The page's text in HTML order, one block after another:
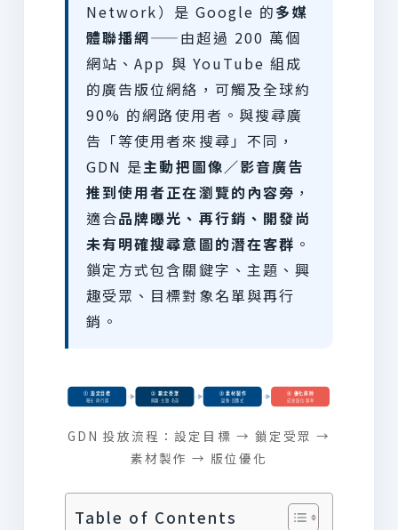
Network）是 Google 的多媒
體聯播網——由超過 200 萬個
網站、App 與 YouTube 組成
的廣告版位網絡，可觸及全球約
90% 的網路使用者。與搜尋廣
告「等使用者來搜尋」不同，
GDN 是主動把圖像／影音廣告
推到使用者正在瀏覽的內容旁 ，
適合品牌曝光、再行銷、開發尚
未有明確搜尋意圖的潛在客群 。
鎖定方式包含關鍵字、主題、興
趣受眾、目標對象名單與再行
銷。
① 設定目標
曝光·再行銷
② 鎖定受眾
興趣·主題·名單
③ 素材製作
圖像·回應式
④ 優化排除
成效版位·頻率
GDN 投放流程：設定目標 → 鎖定受眾 →
素材製作 → 版位優化
Table of Contents